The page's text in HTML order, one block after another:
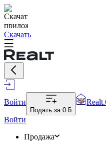
Скачать
Войти
Подать за 0 ƃ
Войти
Продажа